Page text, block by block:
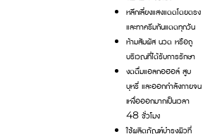
หลีกเลี่ยงแสงแดดโดยตรง
และทาครีมกันแดดทุกวัน
ห้ามสัมผัส นวด หรือถู
บริเวณที่ได้รับการรักษา
งดดื่มแอลกอฮอล์ สูบ
บุหรี่ และออกกำลังกายจน
เหงื่อออกมากเป็นเวลา
48 ชั่วโมง
ใช้ผลิตภัณฑ์บำรุงผิวที่